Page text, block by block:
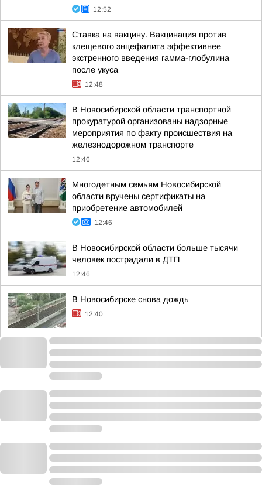
12:52
Ставка на вакцину. Вакцинация против
клещевого энцефалита эффективнее
экстренного введения гамма-глобулина
после укуса
12:48
В Новосибирской области транспортной
прокуратурой организованы надзорные
мероприятия по факту происшествия на
железнодорожном транспорте
12:46
Многодетным семьям Новосибирской
области вручены сертификаты на
приобретение автомобилей
12:46
В Новосибирской области больше тысячи
человек пострадали в ДТП
12:46
В Новосибирске снова дождь
12:40